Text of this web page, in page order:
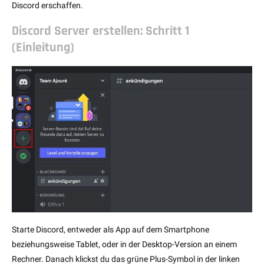
Discord erschaffen.
Discord Server erstellen: Schritt 1
(Einleitung)
Starte Discord, entweder als App auf dem Smartphone
beziehungsweise Tablet, oder in der Desktop-Version an einem
Rechner. Danach klickst du das grüne Plus-Symbol in der linken